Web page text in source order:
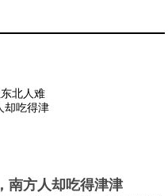
南方人却吃得津津